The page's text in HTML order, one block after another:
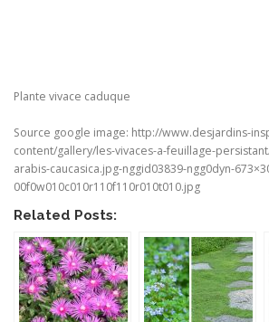
Plante vivace caduque
Source google image: http://www.desjardins-
content/gallery/les-vivaces-a-feuillage-
arabis-caucasica.jpg-nggid03839-ngg0dyn-
00f0w010c010r110f110r010t010.jpg
Related Posts: